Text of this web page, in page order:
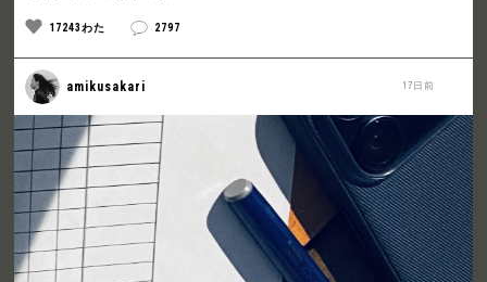
17243わた 2797
17日前
amikusakari